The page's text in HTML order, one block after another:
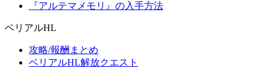
『アルテマメモリ』の入手方法
ベリアルHL
攻略/報酬まとめ
ベリアルHL解放クエスト